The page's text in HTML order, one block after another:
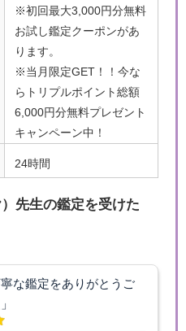
※初回最大3,000円分無料
お試し鑑定クーポンがあ
ります。
※当月限定GET！！今な
らトリプルポイント総額
6,000円分無料プレゼント
キャンペーン中！
24時間
先生の鑑定を受けた
寧な鑑定をありがとうご